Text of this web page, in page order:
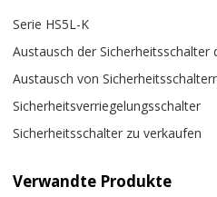
Serie HS5L-K
Austausch der Sicherheitsschalter
Austausch von
Sicherheitsverriegelungsschalter
Sicherheitsschalter zu verkaufen
Verwandte Produkte